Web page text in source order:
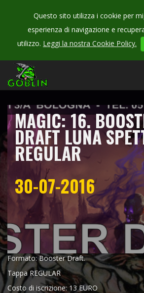
Questo sito utilizza i cookie per
esperienza di navigazione e
utilizzo. Leggi la nostra Cookie Policy.
CHECK
OUR
MAGIC: 16.
DRAFT LUNA
REGULAR
30-07-2016
Formato: Booster Draft.
Tappa REGULAR
Costo di iscrizione: 13 EURO